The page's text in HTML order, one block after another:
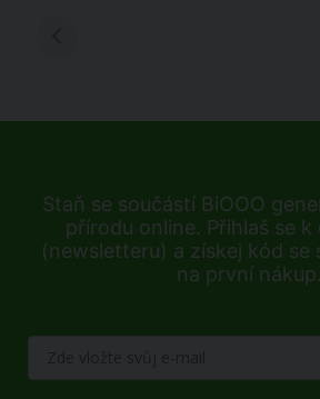
Staň se součástí BiOOO
přírodu online. Přihlaš se
(newsletteru) a získej kód se
na první nákup.